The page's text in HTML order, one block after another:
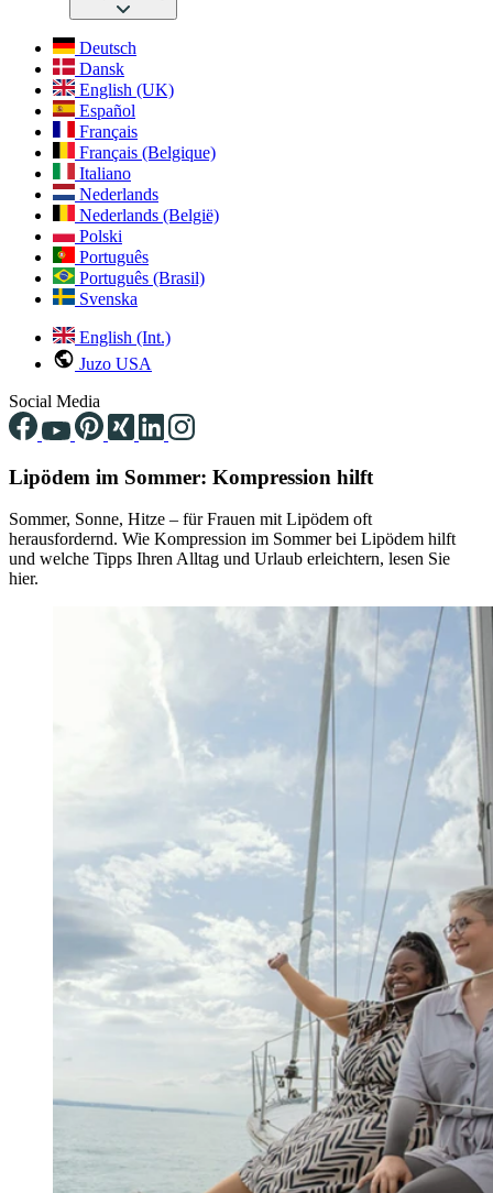
Deutsch
Dansk
English (UK)
Español
Français
Français (Belgique)
Italiano
Nederlands
Nederlands (België)
Polski
Português
Português (Brasil)
Svenska
English (Int.)
Juzo USA
Social Media
Lipödem im Sommer: Kompression hilft
Sommer, Sonne, Hitze – für Frauen mit Lipödem oft
herausfordernd. Wie Kompression im Sommer bei Lipödem hilft
und welche Tipps Ihren Alltag und Urlaub erleichtern, lesen Sie
hier.